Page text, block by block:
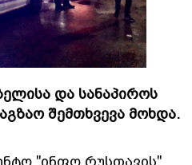
და სანაპიროს
შემთხვევა მოხდა.
"ინფო რუსთავის"